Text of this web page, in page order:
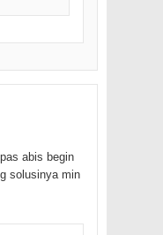
abis begin
solusinya min